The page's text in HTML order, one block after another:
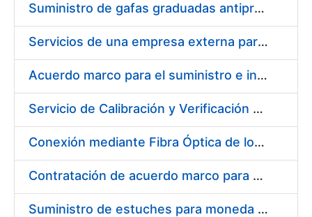
Suministro de gafas graduadas antiproyecciones para los trabajadores de la FNMT-RCM en los centros de trabajo de Madrid y Burgos
Servicios de una empresa externa para el asesoramiento y resolución de los recursos de alzada que se presentan relacionados con procesos de selección para la FNMT-RCM
Acuerdo marco para el suministro e instalación de persianas, estores y otros complementos
Servicio de Calibración y Verificación Externa de los Equipos de Medición del Servicio de Prevención de la FNMT-RCM
Conexión mediante Fibra Óptica de los Centros de Proceso de Datos (CPDs) de las sedes de la FNMT-RCM de Burgos y Madrid
Contratación de acuerdo marco para el Suministro de Material de Electricidad para la Fábrica Nacional de Moneda y Timbre-Real Casa de la Moneda en su centro de trabajo de Burgos
Suministro de estuches para moneda de 30 €